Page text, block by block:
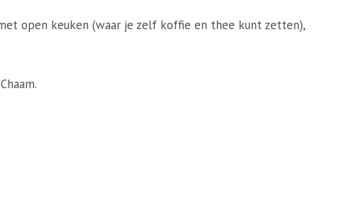
open keuken (waar je zelf koffie en thee kunt zetten),